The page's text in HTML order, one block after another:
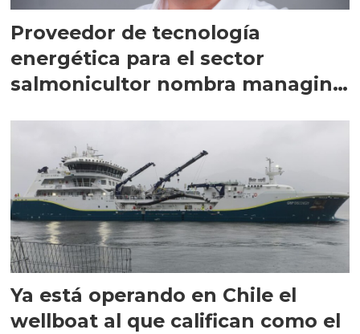
Proveedor de tecnología
energética para el sector
salmonicultor nombra managing
Ya está operando en Chile el
wellboat al que califican como el